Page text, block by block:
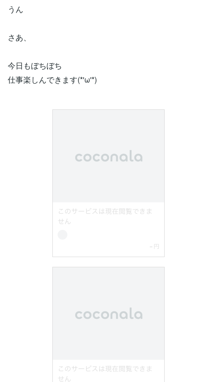
うん
さあ、
今日もぼちぼち
仕事楽しんできます(*'ω'*)